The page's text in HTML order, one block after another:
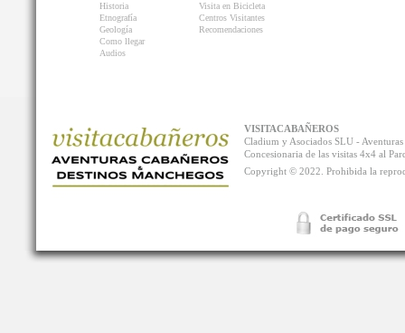
Historia
Etnografía
Geología
Como llegar
Audios
Visita en Bicicleta
Centros Visitantes
Recomendaciones
VISITACABAÑEROS
Cladium y Asociados SLU -
Concesionaria de las visitas 4x4 al
Copyright © 2022. Prohibida la